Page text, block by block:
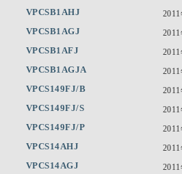
VPCSB1AHJ
VPCSB1AGJ
VPCSB1AFJ
VPCSB1AGJA
VPCS149FJ/B
VPCS149FJ/S
VPCS149FJ/P
VPCS14AHJ
VPCS14AGJ